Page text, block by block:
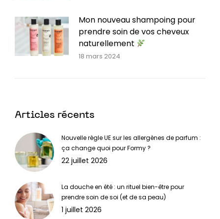
Mon nouveau shampoing pour
prendre soin de vos cheveux
naturellement
18 mars 2024
Articles récents
Nouvelle règle UE sur les allergènes de parfum :
ça change quoi pour Formy ?
22 juillet 2026
La douche en été : un rituel bien-être pour
prendre soin de soi (et de sa peau)
1 juillet 2026